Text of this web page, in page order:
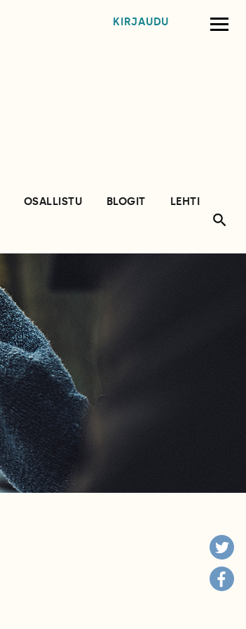
KIRJAUDU
OSALLISTU BLOGIT
LEHTI